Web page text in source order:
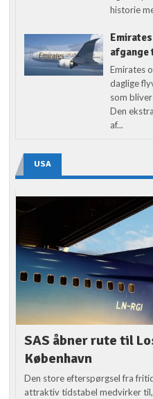
historie
afgange
Emirates
daglige
som
Den
af...
USA
SAS åbner rute til
København
Den store efterspørgsel fra
attraktiv tidstabel medvirker